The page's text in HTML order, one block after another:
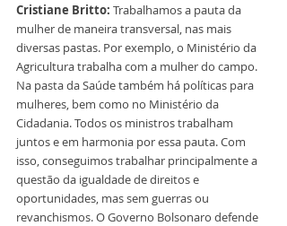
Cristiane Britto: Trabalhamos a pauta da
mulher de maneira transversal, nas mais
diversas pastas. Por exemplo, o Ministério da
Agricultura trabalha com a mulher do campo.
Na pasta da Saúde também há políticas para
mulheres, bem como no Ministério da
Cidadania. Todos os ministros trabalham
juntos e em harmonia por essa pauta. Com
isso, conseguimos trabalhar principalmente a
questão da igualdade de direitos e
oportunidades, mas sem guerras ou
revanchismos. O Governo Bolsonaro defende